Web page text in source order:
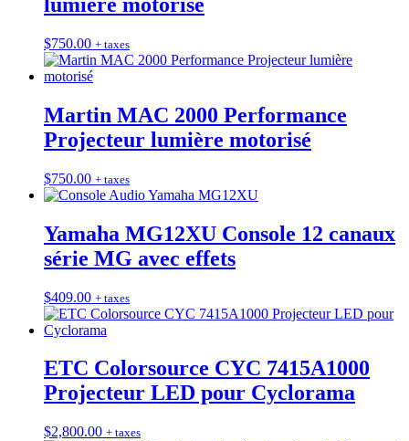
$750.00 + taxes
Martin MAC 2000 Performance
Projecteur lumière motorisé
$750.00 + taxes
Yamaha MG12XU Console 12 canaux
série MG avec effets
$409.00 + taxes
ETC Colorsource CYC 7415A1000
Projecteur LED pour Cyclorama
$2,800.00 + taxes